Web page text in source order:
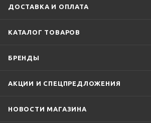
ДОСТАВКА И ОПЛАТА
КАТАЛОГ ТОВАРОВ
БРЕНДЫ
АКЦИИ И СПЕЦПРЕДЛОЖЕНИЯ
НОВОСТИ МАГАЗИНА